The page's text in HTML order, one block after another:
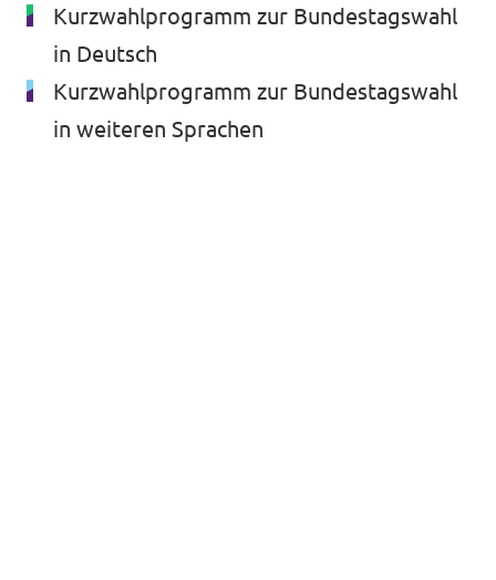
Kurzwahlprogramm zur Bundestagswahl
in Deutsch
Kurzwahlprogramm zur Bundestagswahl
in weiteren Sprachen